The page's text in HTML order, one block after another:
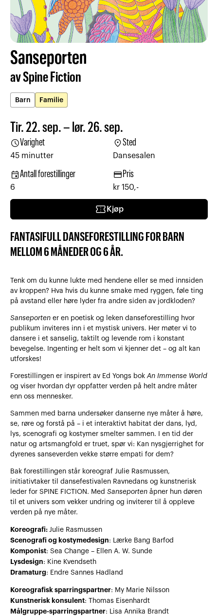
Sanseporten
av Spine Fiction
Barn Familie
Tir. 22. sep. – lør. 26. sep.
scheduleVarighet
45 minutter
location_onSted
Dansesalen
eventAntall forestillinger
6
credit_card Pris
kr 150,-
confirmation_number Kjøp
FANTASIFULL DANSEFORESTILLING FOR BARN
MELLOM 6 MÅNEDER OG 6 ÅR.
Tenk om du kunne lukte med hendene eller se med innsiden
av kroppen? Hva hvis du kunne smake med ryggen, føle ting
på avstand eller høre lyder fra andre siden av jordkloden?
Sanseporten er en poetisk og leken danseforestilling hvor
publikum inviteres inn i et mystisk univers. Her møter vi to
dansere i et sanselig, taktilt og levende rom i konstant
bevegelse. Ingenting er helt som vi kjenner det – og alt kan
utforskes!
Forestillingen er inspirert av Ed Yongs bokAn Immense World
og viser hvordan dyr oppfatter verden på helt andre måter
enn oss mennesker.
Sammen med barna undersøker danserne nye måter å høre,
se, røre og forstå på – i et interaktivt habitat der dans, lyd,
lys, scenografi og kostymer smelter sammen. I en tid der
natur og artsmangfold er truet, spør vi: Kan nysgjerrighet for
dyrenes sanseverden vekke større empati for dem?
Bak forestillingen står koreograf Julie Rasmussen,
initiativtaker til dansefestivalen Ravnedans og kunstnerisk
leder for SPINE FICTION. MedSanseporten åpner hun døren
til et univers som vekker undring og inviterer til å oppleve
verden på nye måter.
Koreografi:Julie Rasmussen
Scenografi og kostymedesign: Lærke Bang Barfod
Komponist: Sea Change – Ellen A. W. Sunde
Lysdesign: Kine Kvendseth
Dramaturg: Endre Sannes Hadland
Koreografisk sparringspartner: My Marie Nilsson
Kunstnerisk konsulent: Thomas Eisenhardt
Målgruppe-sparringspartner: Lisa Annika Brandt